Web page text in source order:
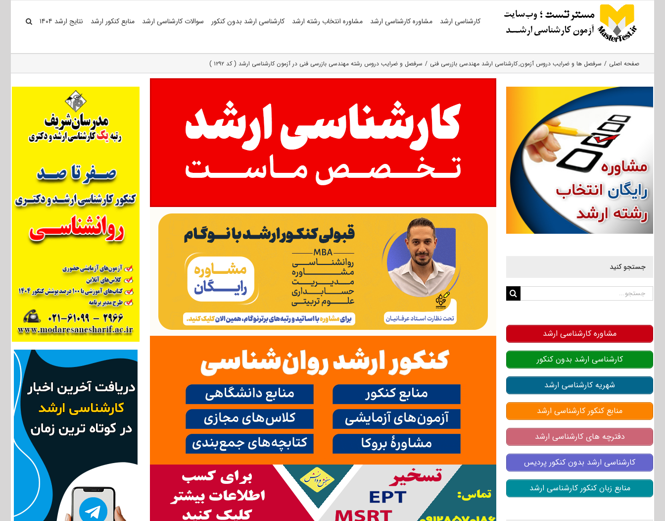
کارشناسی ارشد مشاوره کارشناسی ارشد مشاوره انتخاب رشته ارشد کارشناسی ارشد بدون کنکور سوالات کارشناسی ارشد منابع کنکور ارشد نتایج ارشد ۱۴۰۴
صفحه اصلی سرفصل ها و ضرایب دروس آزمون کارشناسی ارشد مهندسی بازرسی فنی سرفصل و ضرایب دروس رشته مهندسی بازرسی فنی در آزمون کارشناسی ارشد ( کد ۱۲۹۲ )
جستجو کنید
جستجو
مشاوره کارشناسی ارشد
کارشناسی ارشد بدون کنکور
شهریه کارشناسی ارشد
منابع کنکور کارشناسی ارشد
دفترچه های کارشناسی ارشد
کارشناسی ارشد بدون کنکور پردیس
منابع زبان کنکور کارشناسی ارشد